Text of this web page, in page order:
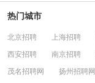
热门城市
北京招聘 上海招聘
西安招聘
南京招聘
茂名招聘网
扬州招聘网